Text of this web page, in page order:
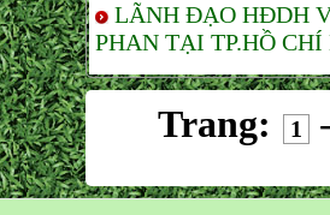
LÃNH ĐẠO HĐDH
PHAN TẠI TP.HỒ
Trang: 1